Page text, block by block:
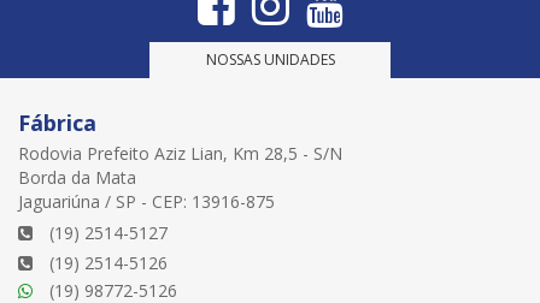
NOSSAS UNIDADES
Fábrica
Rodovia Prefeito Aziz Lian, Km 28,5 - S/N
Borda da Mata
Jaguariúna / SP - CEP: 13916-875
(19) 2514-5127
(19) 2514-5126
(19) 98772-5126